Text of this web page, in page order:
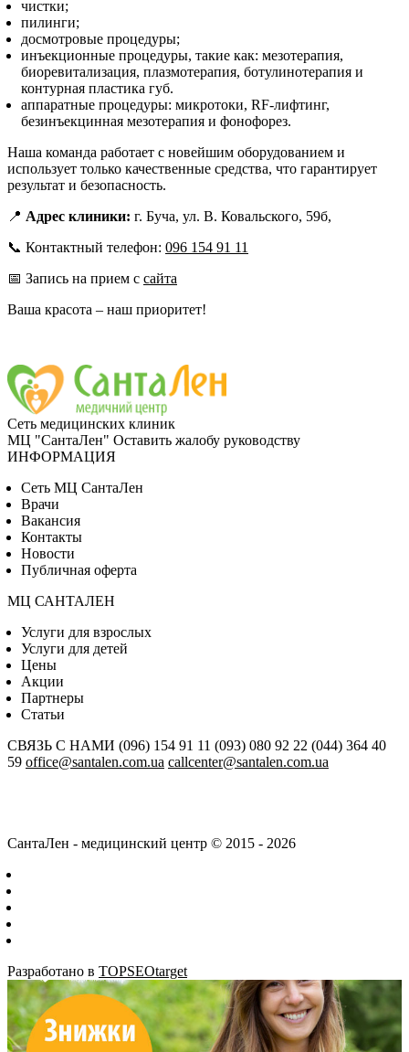
чистки;
пилинги;
досмотровые процедуры;
инъекционные процедуры, такие как: мезотерапия,
биоревитализация, плазмотерапия, ботулинотерапия и
контурная пластика губ.
аппаратные процедуры: микротоки, RF-лифтинг,
безинъекцинная мезотерапия и фонофорез.
Наша команда работает с новейшим оборудованием и
использует только качественные средства, что гарантирует
результат и безопасность.
📍 Адрес клиники: г. Буча, ул. В. Ковальского, 59б,
📞 Контактный телефон: 096 154 91 11
📅 Запись на прием с сайта
Ваша красота – наш приоритет!
Сеть медицинских клиник
МЦ "СантаЛен" Оставить жалобу руководству
ИНФОРМАЦИЯ
Сеть МЦ СантаЛен
Врачи
Вакансия
Контакты
Новости
Публичная оферта
МЦ САНТАЛЕН
Услуги для взрослых
Услуги для детей
Цены
Акции
Партнеры
Статьи
СВЯЗЬ С НАМИ (096) 154 91 11 (093) 080 92 22 (044) 364 40
59 office@santalen.com.ua callcenter@santalen.com.ua
СантаЛен - медицинский центр © 2015 - 2026
Разработано в TOPSEOtarget